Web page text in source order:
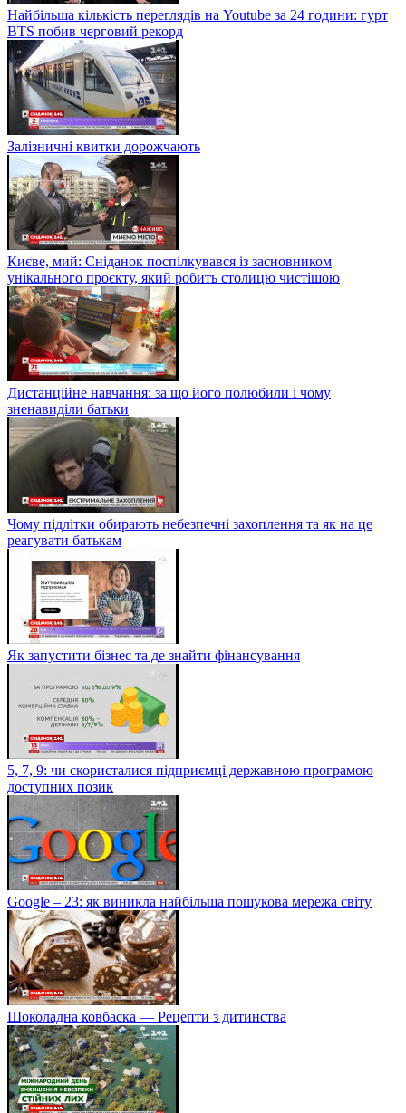
Найбільша кількість переглядів на Youtube за 24 години: гурт
BTS побив черговий рекорд
Залізничні квитки дорожчають
Києве, мий: Сніданок поспілкувався із засновником
унікального проєкту, який робить столицю чистішою
Дистанційне навчання: за що його полюбили і чому
зненавиділи батьки
Чому підлітки обирають небезпечні захоплення та як на це
реагувати батькам
Як запустити бізнес та де знайти фінансування
5, 7, 9: чи скористалися підприємці державною програмою
доступних позик
Google – 23: як виникла найбільша пошукова мережа світу
Шоколадна ковбаска — Рецепти з дитинства